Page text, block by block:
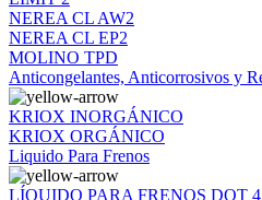
NEREA CL AW2
NEREA CL EP2
MOLINO TPD
Anticongelantes, Anticorrosivos y
KRIOX INORGÁNICO
KRIOX ORGÁNICO
Liquido Para Frenos
LÍQUIDO PARA FRENOS DOT 4